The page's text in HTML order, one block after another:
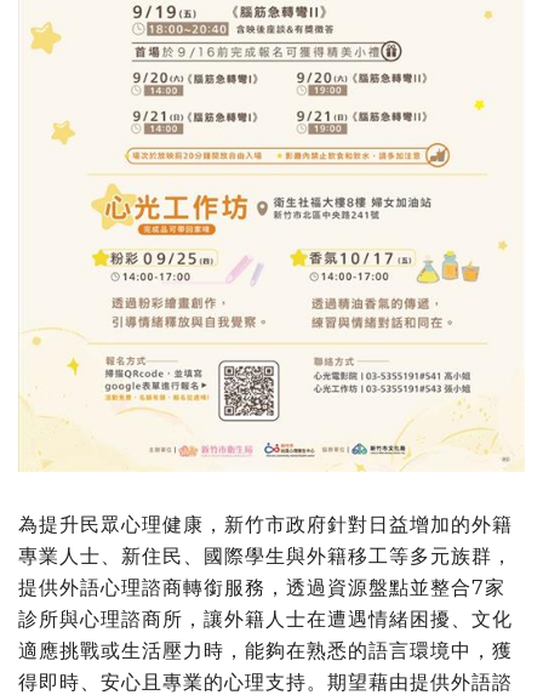
為提升民眾心理健康，新竹市政府針對日益增加的外籍
專業人士、新住民、國際學生與外籍移工等多元族群，
提供外語心理諮商轉銜服務，透過資源盤點並整合7家
診所與心理諮商所，讓外籍人士在遭遇情緒困擾、文化
適應挑戰或生活壓力時，能夠在熟悉的語言環境中，獲
得即時、安心且專業的心理支持。期望藉由提供外語諮